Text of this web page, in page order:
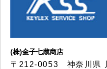
(株)金子七蔵商店
〒212-0053 神奈川県